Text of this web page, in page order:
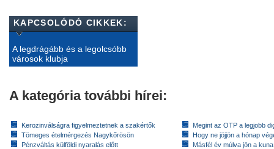
KAPCSOLÓDÓ CIKKEK:
A legdrágább és a legolcsóbb
városok klubja
A kategória további hírei:
Kerozinválságra figyelmeztetnek a szakértők
Tömeges ételmérgezés Nagykőrösön
Pénzváltás külföldi nyaralás előtt
Megint az OTP a legjobb
Hogy ne jöjjön a hónap
Másfél év múlva jön a